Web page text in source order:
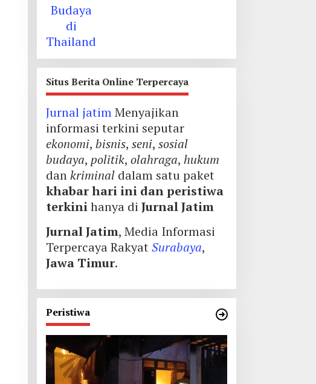
Situs Berita Online Terpercaya
Jurnal jatimMenyajikan
informasi terkini seputar
ekonomi, bisnis, seni, sosial
budaya, politik, olahraga, hukum
dankriminaldalam satu paket
khabar hari ini dan peristiwa
terkinihanya di Jurnal Jatim
Jurnal Jatim, Media Informasi
Terpercaya RakyatSurabaya,
Jawa Timur.
Peristiwa